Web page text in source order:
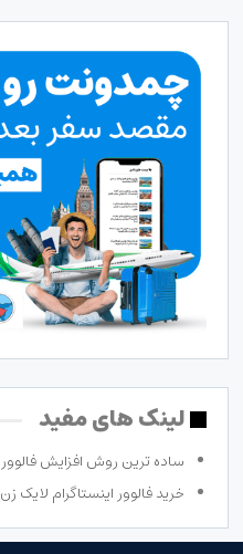
لینک های مفید
ساده ترین روش افزایش فالوور
خرید فالوور اینستاگرام لایک زن